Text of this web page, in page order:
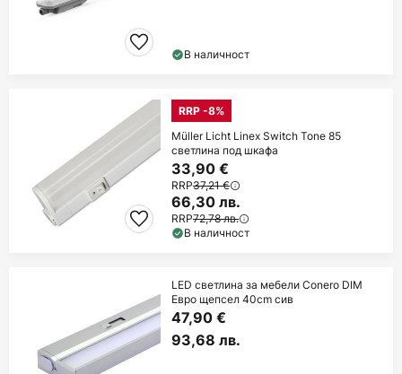
В наличност
RRP -8%
Müller Licht Linex Switch Tone 85
светлина под шкафа
33,90 €
RRP37,21 €
66,30 лв.
RRP72,78 лв.
В наличност
LED светлина за мебели Conero DIM
Евро щепсел 40cm сив
47,90 €
93,68 лв.